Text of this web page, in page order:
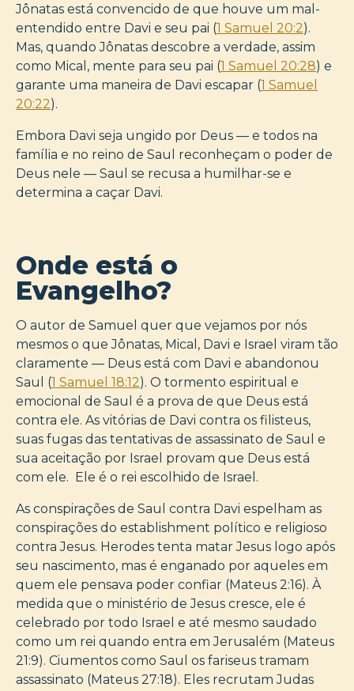
Jônatas está convencido de que houve um mal-
entendido entre Davi e seu pai (1 Samuel 20:2).
Mas, quando Jônatas descobre a verdade, assim
como Mical, mente para seu pai (1 Samuel 20:28) e
garante uma maneira de Davi escapar (1 Samuel
20:22).
Embora Davi seja ungido por Deus — e todos na
família e no reino de Saul reconheçam o poder de
Deus nele — Saul se recusa a humilhar-se e
determina a caçar Davi.
Onde está o
Evangelho?
O autor de Samuel quer que vejamos por nós
mesmos o que Jônatas, Mical, Davi e Israel viram tão
claramente — Deus está com Davi e abandonou
Saul (1 Samuel 18:12). O tormento espiritual e
emocional de Saul é a prova de que Deus está
contra ele. As vitórias de Davi contra os filisteus,
suas fugas das tentativas de assassinato de Saul e
sua aceitação por Israel provam que Deus está
com ele. Ele é o rei escolhido de Israel.
As conspirações de Saul contra Davi espelham as
conspirações do establishment político e religioso
contra Jesus. Herodes tenta matar Jesus logo após
seu nascimento, mas é enganado por aqueles em
quem ele pensava poder confiar (Mateus 2:16). À
medida que o ministério de Jesus cresce, ele é
celebrado por todo Israel e até mesmo saudado
como um rei quando entra em Jerusalém (Mateus
21:9). Ciumentos como Saul os fariseus tramam
assassinato (Mateus 27:18). Eles recrutam Judas